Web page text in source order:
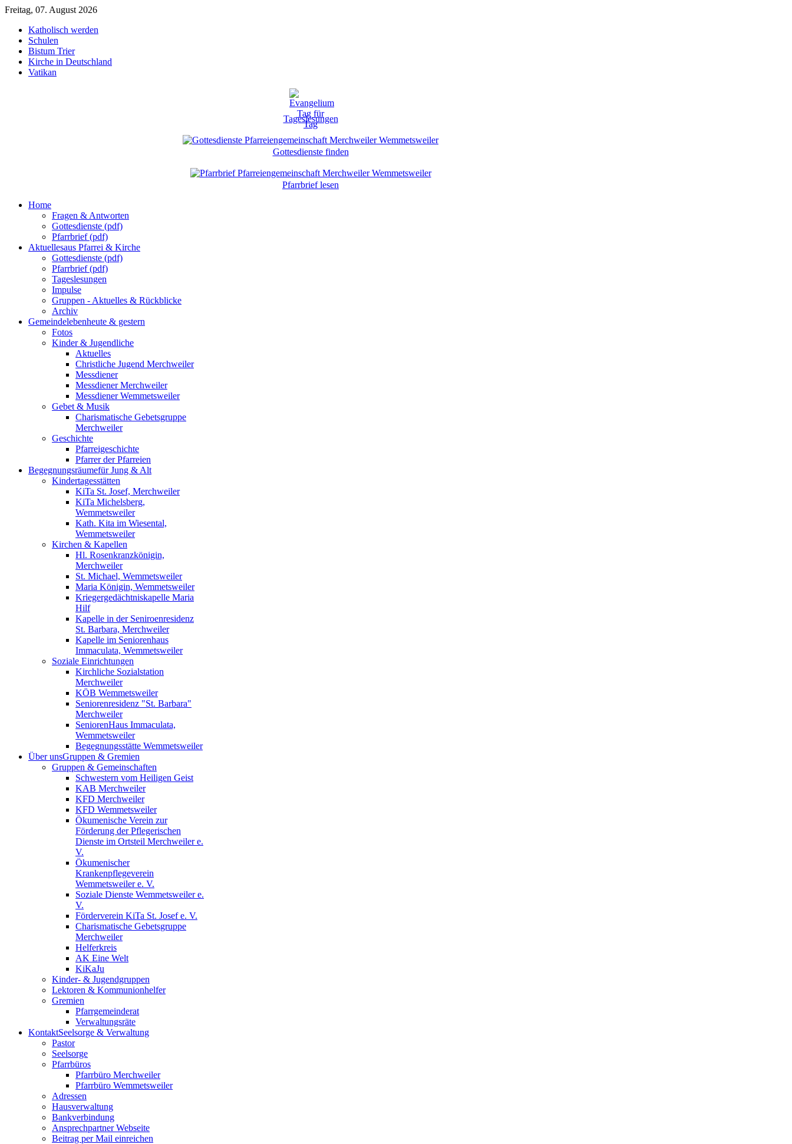
Freitag, 07. August 2026
Katholisch werden
Schulen
Bistum Trier
Kirche in Deutschland
Vatikan
Tageslesungen
Gottesdienste finden
Pfarrbrief lesen
Home
Fragen & Antworten
Gottesdienste (pdf)
Pfarrbrief (pdf)
Aktuellesaus Pfarrei & Kirche
Gottesdienste (pdf)
Pfarrbrief (pdf)
Tageslesungen
Impulse
Gruppen - Aktuelles & Rückblicke
Archiv
Gemeindelebenheute & gestern
Fotos
Kinder & Jugendliche
Aktuelles
Christliche Jugend Merchweiler
Messdiener
Messdiener Merchweiler
Messdiener Wemmetsweiler
Gebet & Musik
Charismatische Gebetsgruppe
Merchweiler
Geschichte
Pfarreigeschichte
Pfarrer der Pfarreien
Begegnungsräumefür Jung & Alt
Kindertagesstätten
KiTa St. Josef, Merchweiler
KiTa Michelsberg,
Wemmetsweiler
Kath. Kita im Wiesental,
Wemmetsweiler
Kirchen & Kapellen
Hl. Rosenkranzkönigin,
Merchweiler
St. Michael, Wemmetsweiler
Maria Königin, Wemmetsweiler
Kriegergedächtniskapelle Maria
Hilf
Kapelle in der Seniroenresidenz
St. Barbara, Merchweiler
Kapelle im Seniorenhaus
Immaculata, Wemmetsweiler
Soziale Einrichtungen
Kirchliche Sozialstation
Merchweiler
KÖB Wemmetsweiler
Seniorenresidenz "St. Barbara"
Merchweiler
SeniorenHaus Immaculata,
Wemmetsweiler
Begegnungsstätte Wemmetsweiler
Über unsGruppen & Gremien
Gruppen & Gemeinschaften
Schwestern vom Heiligen Geist
KAB Merchweiler
KFD Merchweiler
KFD Wemmetsweiler
Ökumenische Verein zur
Förderung der Pflegerischen
Dienste im Ortsteil Merchweiler e.
V.
Ökumenischer
Krankenpflegeverein
Wemmetsweiler e. V.
Soziale Dienste Wemmetsweiler e.
V.
Förderverein KiTa St. Josef e. V.
Charismatische Gebetsgruppe
Merchweiler
Helferkreis
AK Eine Welt
KiKaJu
Kinder- & Jugendgruppen
Lektoren & Kommunionhelfer
Gremien
Pfarrgemeinderat
Verwaltungsräte
KontaktSeelsorge & Verwaltung
Pastor
Seelsorge
Pfarrbüros
Pfarrbüro Merchweiler
Pfarrbüro Wemmetsweiler
Adressen
Hausverwaltung
Bankverbindung
Ansprechpartner Webseite
Beitrag per Mail einreichen